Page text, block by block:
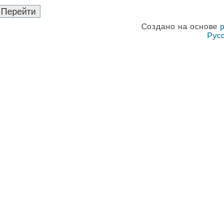
Создано на основе